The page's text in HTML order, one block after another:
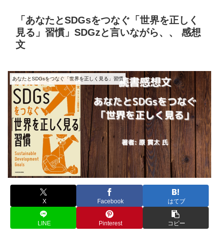
「あなたとSDGsをつなぐ「世界を正しく
見る」習慣」SDGzと言いながら、、 感想
文
あなたとSDGsをつなぐ「世界を正しく見る」習慣
X Facebook はてブ
LINE Pinterest コピー